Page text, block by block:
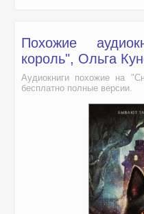
Похожие
король", Ольга
Аудиокниги похожие на
бесплатно полные версии.